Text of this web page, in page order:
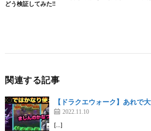
関連する記事
【ドラクエウォーク】あれで
2022.11.10
[…]